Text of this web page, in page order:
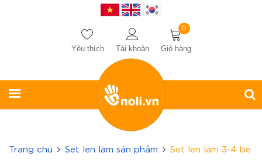
0
Giỏ hàng
Tài khoản
Yêu thích
Trang chủ Set len làm sản phẩm
Set len làm 3-4 bé